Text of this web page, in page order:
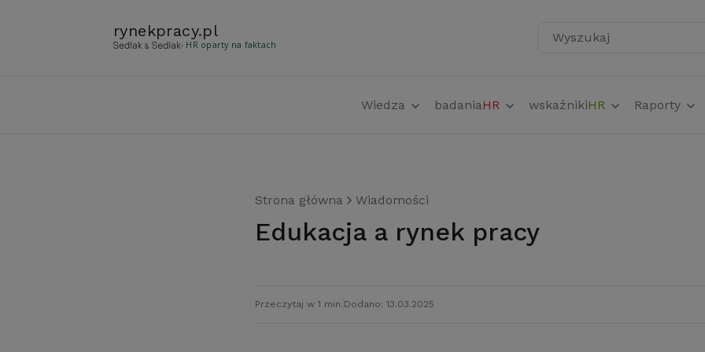
rynekpracy.pl
- HR oparty na faktach Wyszukaj
Wiedza badaniaHR wskaźnikiHR Raporty
Strona główna Wiadomości
Edukacja a rynek pracy
Przeczytaj w 1 min. Dodano: 13.03.2025